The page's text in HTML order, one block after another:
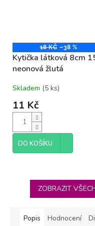
18 KČ –38 %
Kytička látková 8cm
neonová žlutá
Skladem (5 ks)
11 Kč
DO KOŠÍKU
ZOBRAZIT
Popis Hodnocení